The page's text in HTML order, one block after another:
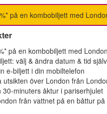
på en kombobiljett med
på en kombobiljett med
välj & ändra datum & tid
e-biljett i din mobiltelefon
utsikten över London från
30-minuters åktur i pariserhjulet
från vattnet på en båttur på